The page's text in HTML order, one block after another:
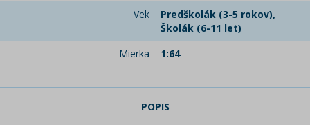
Vek
Predškolák (3-5 rokov),
Školák (6-11 let)
Mierka
1:64
POPIS